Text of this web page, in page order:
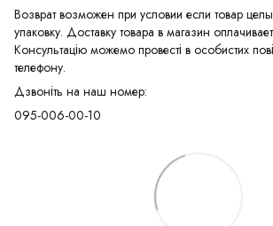
Возврат возможен при условии если товар
упаковку. Доставку товара в магазин
Консультацію можемо провесті в особистих
телефону.
Дзвоніть на наш номер:
095-006-00-10